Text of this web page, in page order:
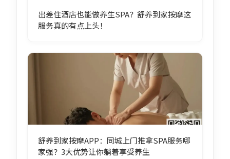
出差住酒店也能做养生SPA？舒养到家按摩这
服务真的有点上头！
舒养到家按摩APP：同城上门推拿SPA服务哪
家强？3大优势让你躺着享受养生